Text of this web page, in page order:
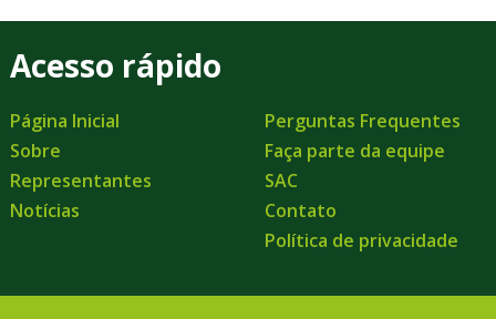
Acesso rápido
Página Inicial
Sobre
Representantes
Notícias
Perguntas Frequentes
Faça parte da equipe
SAC
Contato
Política de privacidade